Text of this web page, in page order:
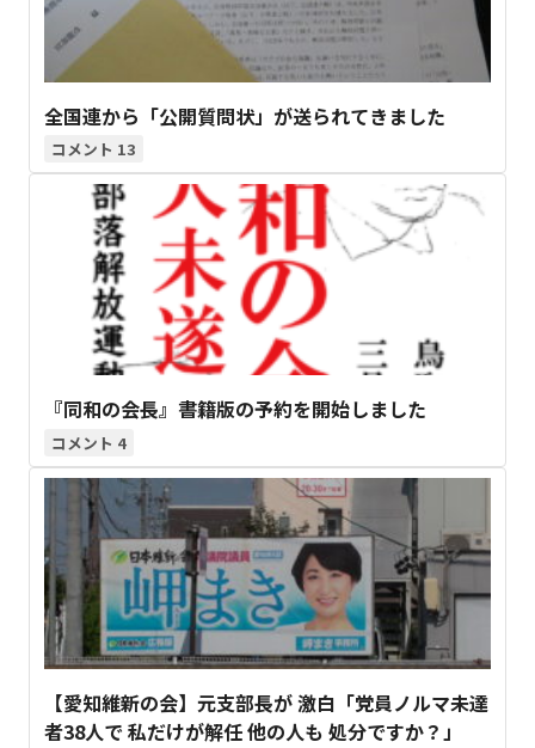
全国連から「公開質問状」が送られてきました
13
『同和の会長』書籍版の予約を開始しました
4
【愛知維新の会】元支部長が 激白「党員ノルマ未達
者38人で 私だけが解任 他の人も 処分ですか？」